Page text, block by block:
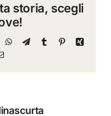
storia, scegli
WhatsApp
TelegramTumblr PinterestXing
Email